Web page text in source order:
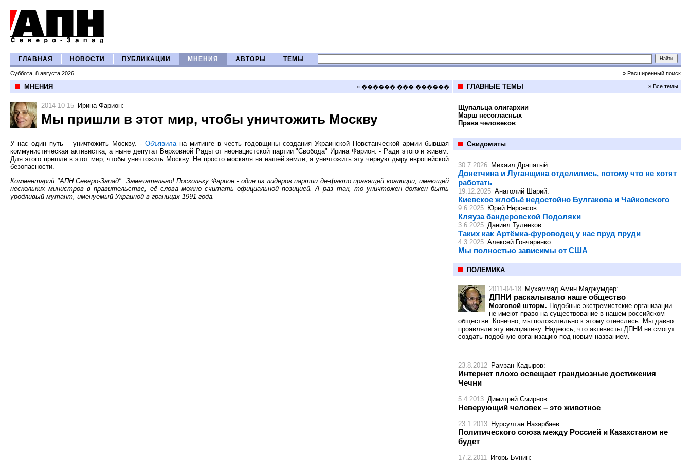
ГЛАВНАЯ НОВОСТИ ПУБЛИКАЦИИ МНЕНИЯ АВТОРЫ ТЕМЫ
Суббота, 8 августа 2026 » Расширенный поиск
МНЕНИЯ » ������ ��� ������
2014-10-15 Ирина Фарион:
Мы пришли в этот мир, чтобы уничтожить Москву
У нас один путь – уничтожить Москву. - Объявилана митинге в честь годовщины создания Украинской Повстанческой армии бывшая
коммунистическая активистка, а ныне депутат Верховной Рады от неонацистской партии "Свобода" Ирина Фарион. - Ради этого и живем.
Для этого пришли в этот мир, чтобы уничтожить Москву. Не просто москаля на нашей земле, а уничтожить эту черную дыру европейской
безопасности.
Комментарий "АПН Северо-Запад": Замечательно! Поскольку Фарион - один из лидеров партии де-факто правящей коалиции, имеющей
нескольких министров в правительстве, её слова можно считать официальной позицией. А раз так, то уничтожен должен быть
уродливый мутант, именуемый Украиной в границах 1991 года.
ГЛАВНЫЕ ТЕМЫ » Все темы
Щупальца олигархии
Марш несогласных
Права человеков
Свидомиты
30.7.2026 Михаил Драпатый:
Донетчина и Луганщина отделились, потому что не хотят
работать
19.12.2025 Анатолий Шарий:
Киевское жлобьё недостойно Булгакова и Чайковского
9.6.2025 Юрий Нерсесов:
Кляуза бандеровской Подоляки
3.6.2025 Даниил Туленков:
Таких как Артёмка-фуроводец у нас пруд пруди
4.3.2025 Алексей Гончаренко:
Мы полностью зависимы от США
ПОЛЕМИКА
2011-04-18 Мухаммад Амин Маджумдер:
ДПНИ раскалывало наше общество
Мозговой шторм. Подобные экстремистские организации
не имеют право на существование в нашем российском
обществе. Конечно, мы положительно к этому отнеслись. Мы давно
проявляли эту инициативу. Надеюсь, что активисты ДПНИ не смогут
создать подобную организацию под новым названием.
23.8.2012 Рамзан Кадыров:
Интернет плохо освещает грандиозные достижения
Чечни
5.4.2013 Димитрий Смирнов:
Неверующий человек – это животное
23.1.2013 Нурсултан Назарбаев:
Политического союза между Россией и Казахстаном не
будет
17.2.2011 Игорь Бунин: